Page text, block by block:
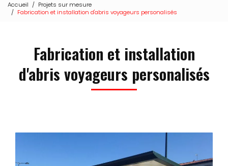
Accueil
Projets sur mesure
Fabrication et installation d'abris voyageurs personalisés
Fabrication et installation
d'abris voyageurs personalisés